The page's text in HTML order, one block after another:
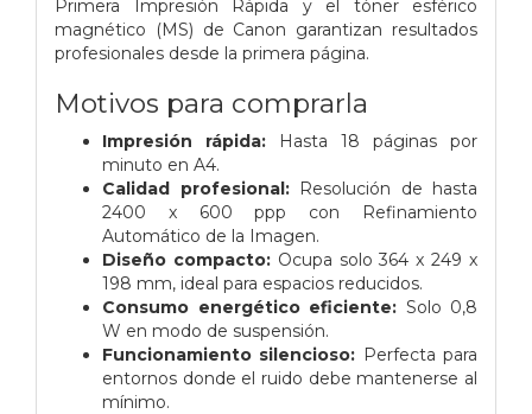
Primera Impresión Rápida y el tóner esférico
magnético (MS) de Canon garantizan resultados
profesionales desde la primera página.
Motivos para comprarla
Impresión rápida: Hasta 18 páginas por
minuto en A4.
Calidad profesional:Resolución de hasta
2400 x 600 ppp con Refinamiento
Automático de la Imagen.
Diseño compacto:Ocupa solo 364 x 249 x
198 mm, ideal para espacios reducidos.
Consumo energético eficiente: Solo 0,8
W en modo de suspensión.
Funcionamiento silencioso: Perfecta para
entornos donde el ruido debe mantenerse al
mínimo.